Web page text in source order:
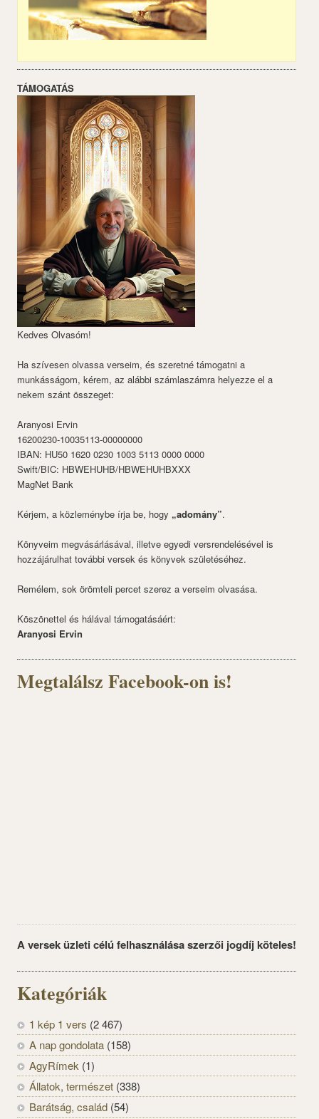
TÁMOGATÁS
Kedves Olvasóm!
Ha szívesen olvassa verseim, és szeretné támogatni a
munkásságom, kérem, az alábbi számlaszámra helyezze el a
nekem szánt összeget:
Aranyosi Ervin
16200230-10035113-00000000
IBAN: HU50 1620 0230 1003 5113 0000 0000
Swift/BIC: HBWEHUHB/HBWEHUHBXXX
MagNet Bank
Kérjem, a közleménybe írja be, hogy „adomány”.
Könyveim megvásárlásával, illetve egyedi versrendelésével is
hozzájárulhat további versek és könyvek születéséhez.
Remélem, sok örömteli percet szerez a verseim olvasása.
Köszönettel és hálával támogatásáért:
Aranyosi Ervin
Megtalálsz Facebook-on is!
A versek üzleti célú felhasználása szerzői jogdíj köteles!
Kategóriák
1 kép 1 vers (2 467)
A nap gondolata (158)
AgyRímek (1)
Állatok, természet (338)
Barátság, család (54)